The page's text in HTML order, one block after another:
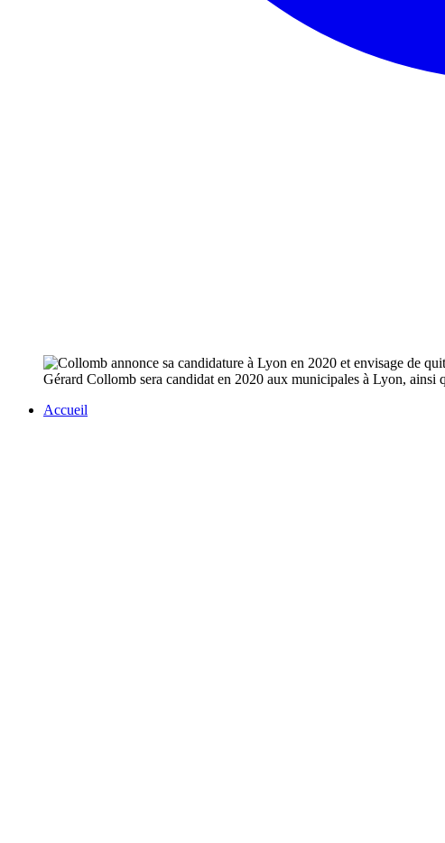
Gérard Collomb sera candidat en 2020 aux municipales à Lyon, ainsi
Accueil